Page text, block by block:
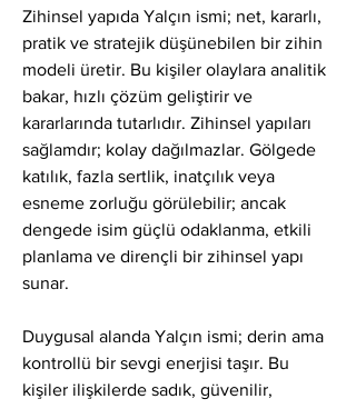
Zihinsel yapıda Yalçın ismi; net, kararlı,
pratik ve stratejik düşünebilen bir zihin
modeli üretir. Bu kişiler olaylara analitik
bakar, hızlı çözüm geliştirir ve
kararlarında tutarlıdır. Zihinsel yapıları
sağlamdır; kolay dağılmazlar. Gölgede
katılık, fazla sertlik, inatçılık veya
esneme zorluğu görülebilir; ancak
dengede isim güçlü odaklanma, etkili
planlama ve dirençli bir zihinsel yapı
sunar.
Duygusal alanda Yalçın ismi; derin ama
kontrollü bir sevgi enerjisi taşır. Bu
kişiler ilişkilerde sadık, güvenilir,